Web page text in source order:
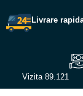
Livrare
Vizita 89.121